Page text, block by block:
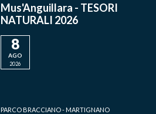
Mus'Anguillara - TESORI
NATURALI 2026
8
AGO
2026
PARCO BRACCIANO - MARTIGNANO